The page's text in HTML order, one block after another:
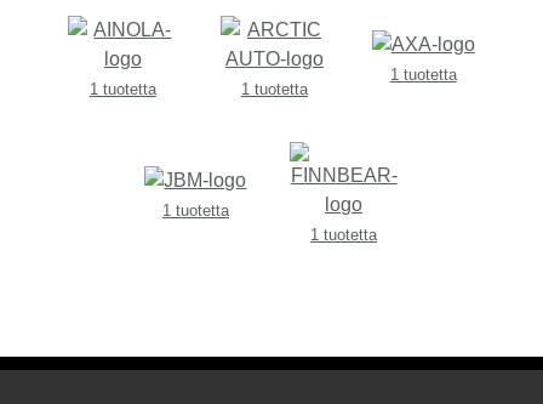
1 tuotetta 1 tuotetta
1 tuotetta
1 tuotetta
1 tuotetta